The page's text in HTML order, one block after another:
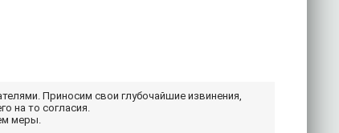
Приносим свои глубочайшие извинения,
на то согласия.
меры.